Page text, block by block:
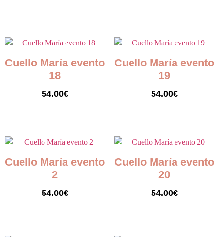
Cuello María evento
18
54.00€
Cuello María evento
19
54.00€
Cuello María evento
2
54.00€
Cuello María evento
20
54.00€